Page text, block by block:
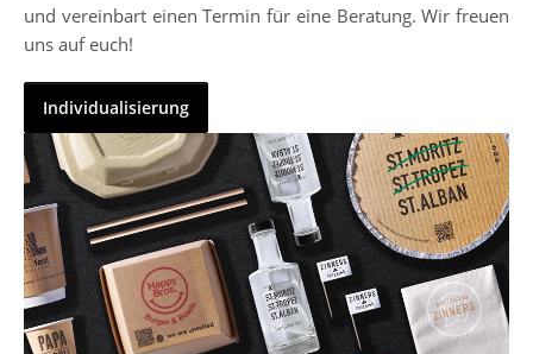
und vereinbart einen Termin für eine Beratung. Wir freuen
uns auf euch!
Individualisierung